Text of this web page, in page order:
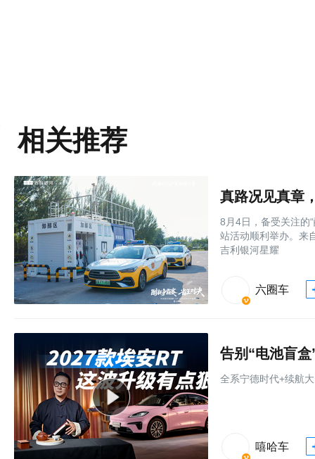
相关推荐
8月4日，备受关注的
站活动顺利举办。来
吉利银河星耀
六圈车
全系宁德时代+续航
嘻哈车